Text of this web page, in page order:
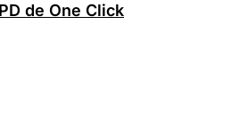
de One Click